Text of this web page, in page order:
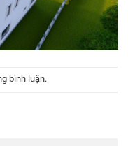
bình luận.